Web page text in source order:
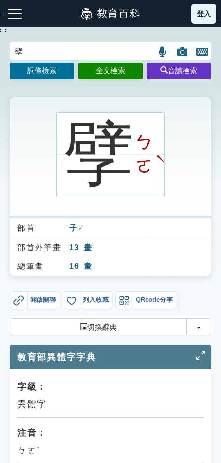
到
主
:::
注音索引圖示 筆畫索引圖示 部首索引表圖示
索引選單
知識索引
單字索引
貓頭鷹博士
登入
:::
語
言
搜
示
圖
片
搜
開
鍵
圖
詞條檢索 全文檢索 音讀檢索
孹ㄅ
ㄛˋ
部首 子 ㄗˇ
部首外筆畫 13 畫
總筆畫 16 畫
開啟關聯 列入收藏 QRcode分享
切換辭典 切換
教育部異體字字典
字級：
異體字
注音：
ㄅㄛˋ